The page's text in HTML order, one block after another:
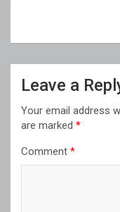
Leave a
Your email address
are marked *
Comment *